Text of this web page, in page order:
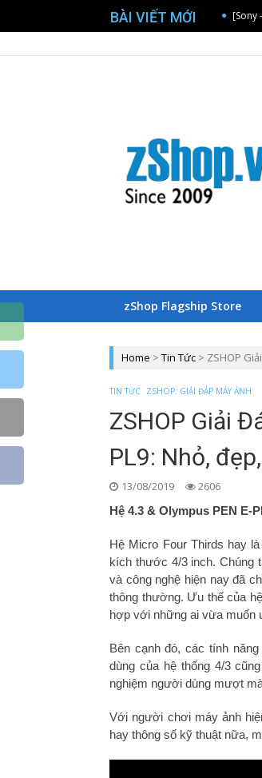
BÀI VIẾT MỚI
[Sony
zShop Flagship Store
Home > Tin Tức > ZSHOP
TIN TỨC ZSHOP: GIẢI ĐÁP MÁY ẢNH
ZSHOP Giải
PL9: Nhỏ,
13/08/2019 2606
Hệ 4.3 & Olympus PEN
Hệ Micro Four Thirds hay
kích thước 4/3 inch. Chúng
và công nghệ hiện nay đã
thông thường. Ưu thế của
hợp với những ai vừa muốn
Bên cạnh đó, các tính
dùng của hệ thống 4/3
nghiệm người dùng mượt
Với người chơi máy ảnh
hay thông số kỹ thuật nữa,